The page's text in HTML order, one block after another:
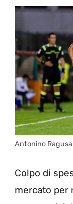
Antonino
Colpo di
mercato per